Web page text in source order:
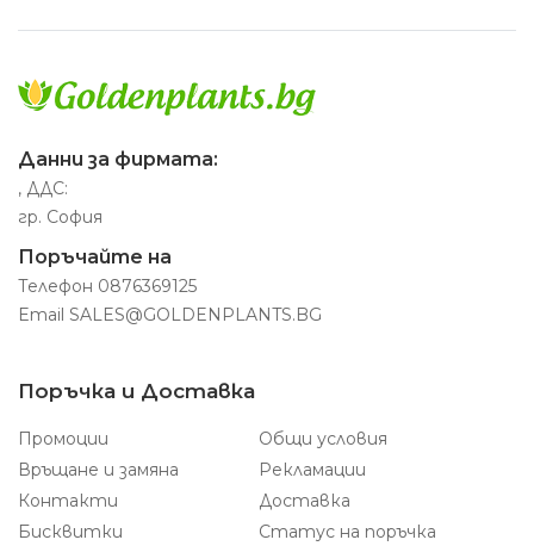
Данни за фирмата:
, ДДС:
гр. София
Поръчайте на
Телефон 0876369125
Email SALES@GOLDENPLANTS.BG
Поръчка и Доставка
Промоции
Общи условия
Връщане и замяна
Рекламации
Контакти
Доставка
Бисквитки
Статус на поръчка